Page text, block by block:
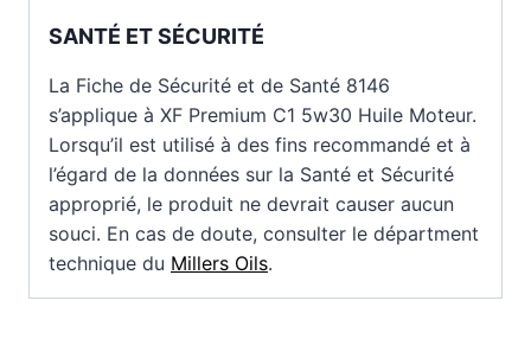
SANTÉ ET SÉCURITÉ
La Fiche de Sécurité et de Santé 8146
s’applique à XF Premium C1 5w30 Huile Moteur.
Lorsqu’il est utilisé à des fins recommandé et à
l’égard de la données sur la Santé et Sécurité
approprié, le produit ne devrait causer aucun
souci. En cas de doute, consulter le départment
technique du Millers Oils.